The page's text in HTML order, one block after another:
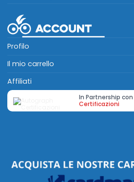
Profilo
Il mio carrello
Affiliati
In Partnership con
Certificazioni